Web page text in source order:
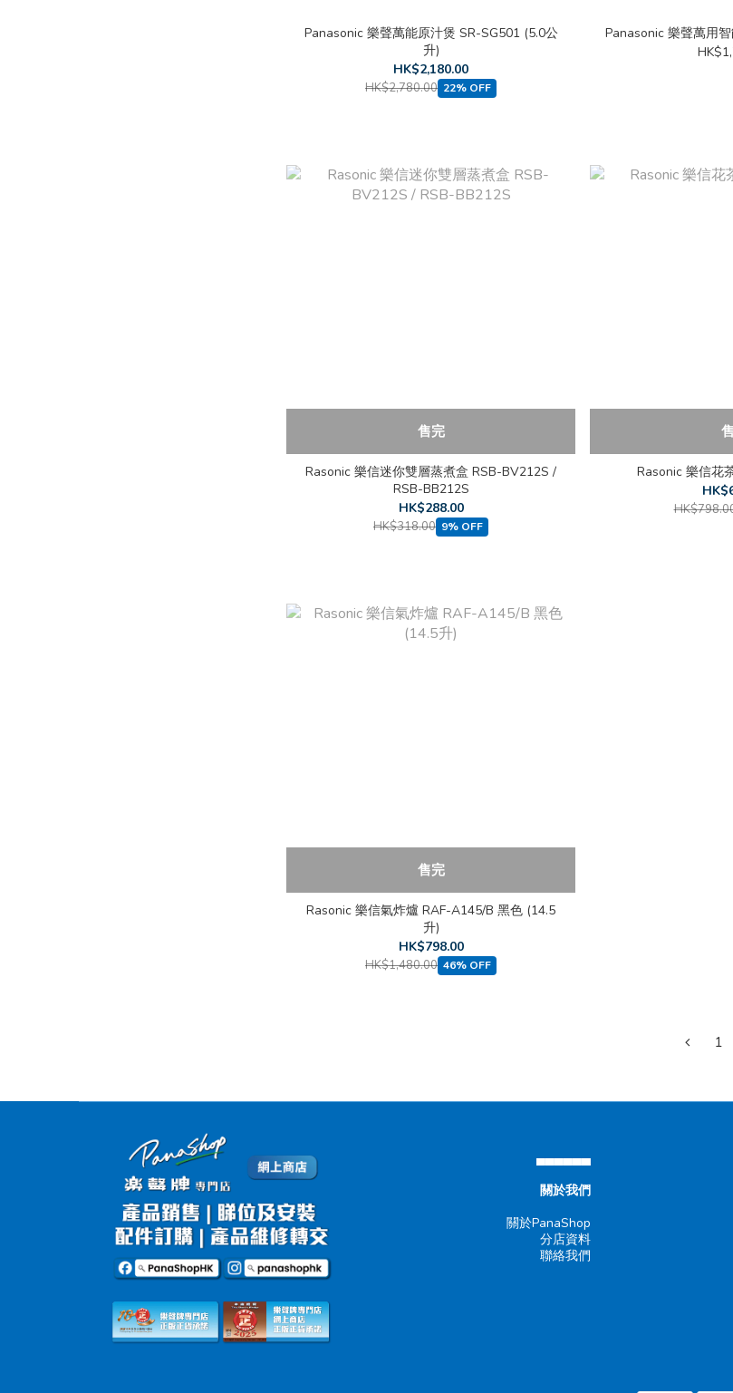
Panasonic 樂聲萬能原汁煲 SR-SG501 (5.0公
升)
HK$2,180.00
HK$2,780.00 22% OFF
Panasonic 樂聲萬用
售完
Rasonic 樂信迷你雙層蒸煮盒 RSB-BV212S /
RSB-BB212S
HK$288.00
HK$318.00 9% OFF
Rasonic 樂信花
售完
Rasonic 樂信氣炸爐 RAF-A145/B 黑色 (14.5
升)
HK$798.00
HK$1,480.00 46% OFF
1
▄▄▄▄▄▄
關於我們
關於PanaShop
分店資料
聯絡我們